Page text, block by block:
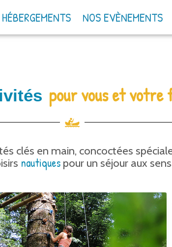
HÉBERGEMENTS NOS EVÈNEMENTS
pour vous et votre
clés en main, concoctées
nautiquespour un séjour aux